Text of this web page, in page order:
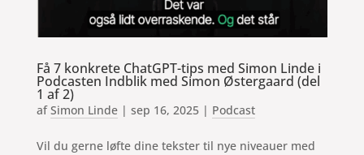
Få 7 konkrete ChatGPT-tips med Simon Linde i
Podcasten Indblik med Simon Østergaard (del
1 af 2)
afSimon Linde| sep 16, 2025| Podcast
Vil du gerne løfte dine tekster til nye niveauer med